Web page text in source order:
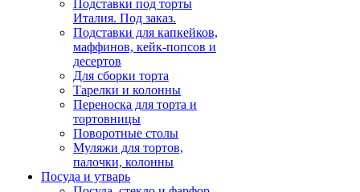
Подставки под торты
Италия. Под заказ.
Подставки для капкейков,
маффинов, кейк-попсов и
десертов
Для сборки торта
Тарелки и колонны
Переноска для торта и
тортовницы
Поворотные столы
Муляжи для тортов,
палочки, колонны
Посуда и утварь